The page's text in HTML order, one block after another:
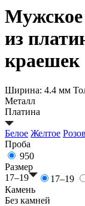
Мужское
из
краешек
Ширина: 4.4 мм
Металл
Платина
Белое Желтое
Проба
950
Размер
17–19
17–19
Камень
Без камней